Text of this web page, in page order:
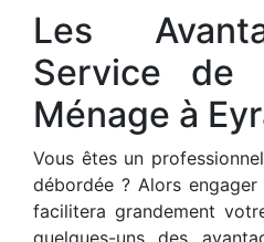
Les
Service de
Ménage à
Vous êtes un
débordée ? Alors
facilitera grandement
quelques-uns des